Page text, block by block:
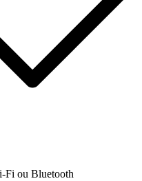
Fi ou Bluetooth